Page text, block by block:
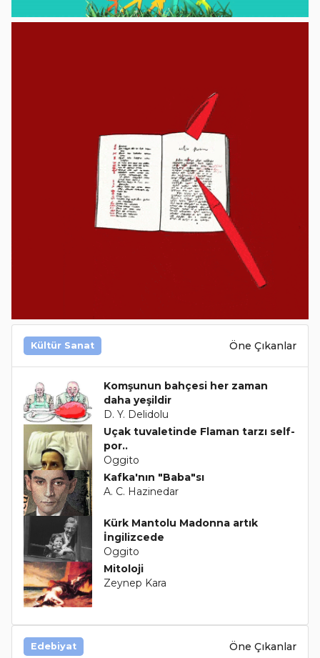
Kültür Sanat Öne Çıkanlar
Komşunun bahçesi her zaman
daha yeşildir
D. Y. Delidolu
Uçak tuvaletinde Flaman tarzı self-
por..
Oggito
Kafka'nın "Baba"sı
A. C. Hazinedar
Kürk Mantolu Madonna artık
İngilizcede
Oggito
Mitoloji
Zeynep Kara
Edebiyat Öne Çıkanlar